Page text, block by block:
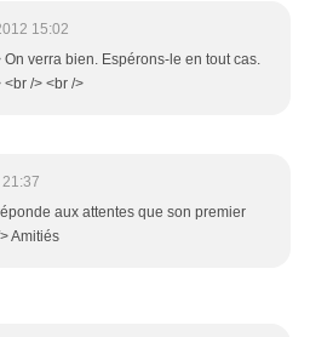
15:02
On verra bien. Espérons-le en tout cas.
<br /> <br />
aux attentes que son premier
Amitiés